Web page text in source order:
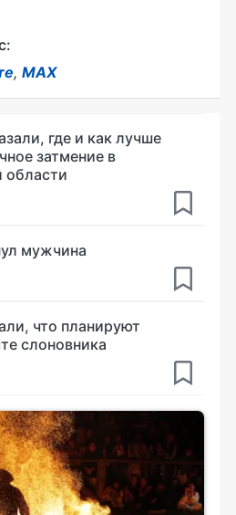
, MAX
где и как лучше
затмение в
области
мужчина
что планируют
слоновника